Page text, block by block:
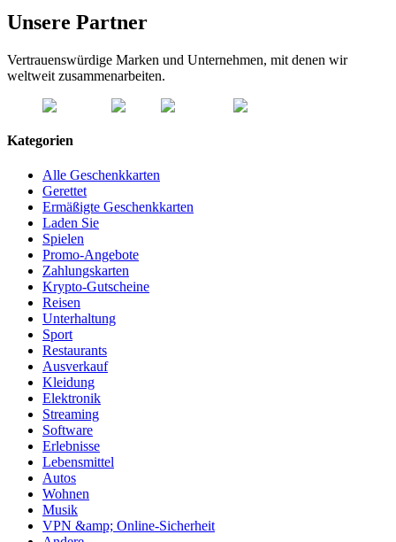
Unsere Partner
Vertrauenswürdige Marken und Unternehmen, mit denen wir
weltweit zusammenarbeiten.
Kategorien
Alle Geschenkkarten
Gerettet
Ermäßigte Geschenkkarten
Laden Sie
Spielen
Promo-Angebote
Zahlungskarten
Krypto-Gutscheine
Reisen
Unterhaltung
Sport
Restaurants
Ausverkauf
Kleidung
Elektronik
Streaming
Software
Erlebnisse
Lebensmittel
Autos
Wohnen
Musik
VPN &amp; Online-Sicherheit